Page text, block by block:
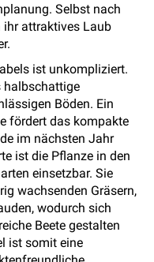
Selbst nach
ihr attraktives Laub
ist unkompliziert.
halbschattige
Böden. Ein
fördert das kompakte
im nächsten Jahr
ist die Pflanze in den
einsetzbar. Sie
wachsenden Gräsern,
wodurch sich
Beete gestalten
ist somit eine